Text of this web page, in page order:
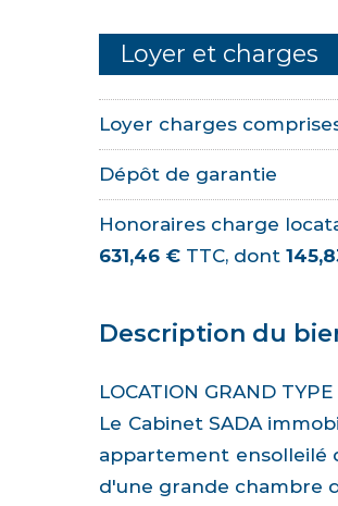
Loyer et charges
Loyer charges
Dépôt de garantie
Honoraires charge
631,46 € TTC, dont
Description du
LOCATION GRAND
Le Cabinet SADA
appartement ensolleilé
d'une grande chambre